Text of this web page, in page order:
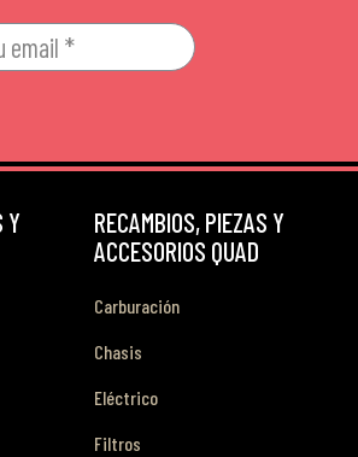
Y
RECAMBIOS, PIEZAS Y
ACCESORIOS QUAD
Carburación
Chasis
Eléctrico
Filtros